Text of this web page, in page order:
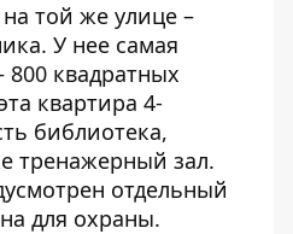
той же улице –
У нее самая
квадратных
квартира 4-
библиотека,
тренажерный зал.
отдельный
для охраны.